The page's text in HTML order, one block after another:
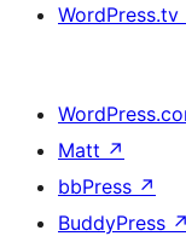
WordPress.tv
Matt ↗
bbPress ↗
BuddyPress ↗